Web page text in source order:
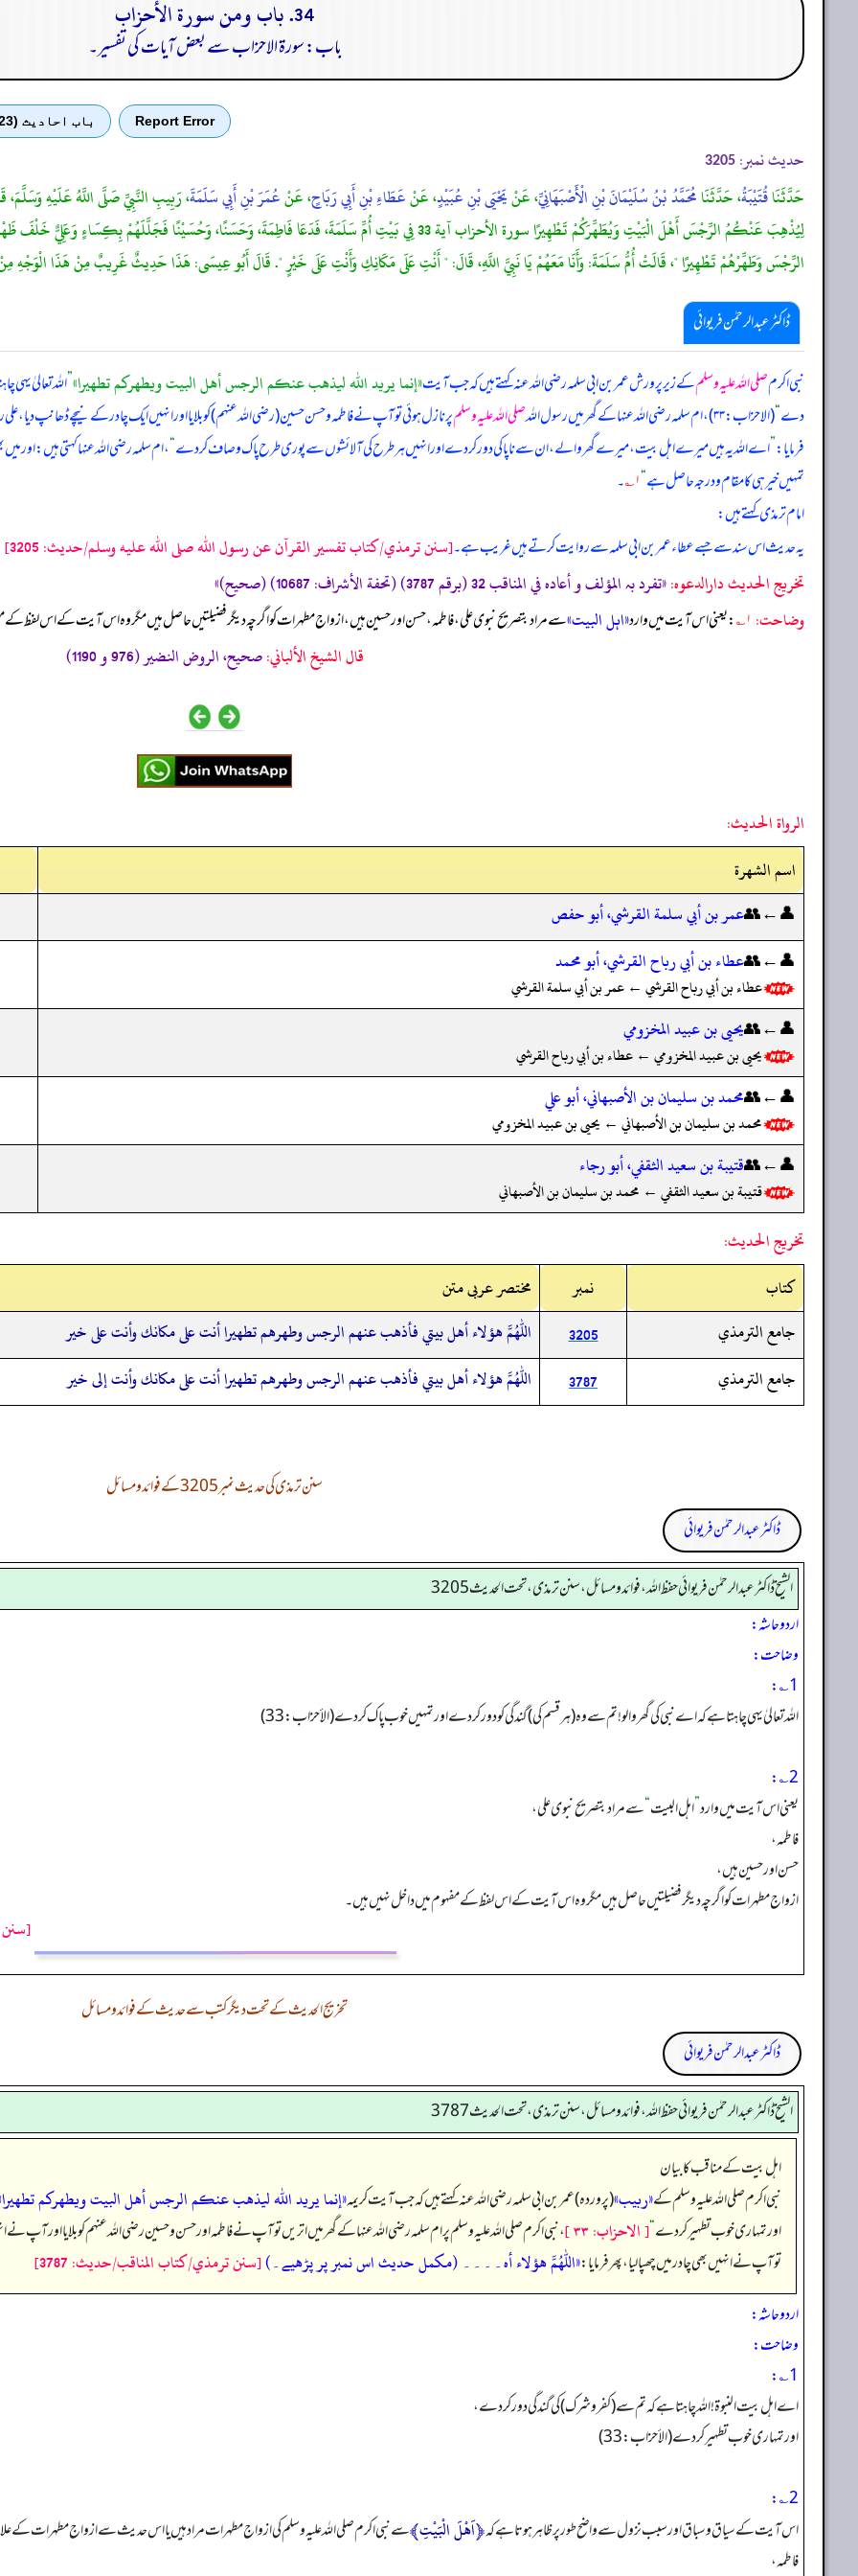
34. باب ومن سورة الأحزاب
باب: سورۃ الاحزاب سے بعض آیات کی تفسیر۔
Report Error باب احادیث (23)
حدیث نمبر: 3205
حَدَّثَنَاقُتَيْبَةُ، حَدَّثَنَامُحَمَّدُ بْنُ سُلَيْمَانَ بْنِ الْأَصْبَهَانِيِّ، عَنْيَحْيَى بْنِ عُبَيْدٍ، عَنْعَطَاءِ بْنِ أَبِي رَبَاحٍ، عَنْعُمَرَ بْنِ أَبِي سَلَمَةَ، رَبِيبِ النَّبِيِّ صَلَّى اللَّهُ عَلَيْهِ وَسَلَّمَ،
لِيُذْهِبَ عَنْكُمُ الرِّجْسَ أَهْلَ الْبَيْتِ وَيُطَهِّرَكُمْ تَطْهِيرًا سورة الأحزاب آية 33 فِي بَيْتِ أُمِّ سَلَمَةَ، فَدَعَا فَاطِمَةَ، وَحَسَنًا،
الرِّجْسَ وَطَهِّرْهُمْ تَطْهِيرًا "، قَالَتْ أُمُّ سَلَمَةَ: وَأَنَا مَعَهُمْ يَا نَبِيَّ اللَّهِ، قَالَ: " أَنْتِ عَلَى مَكَانِكِ وَأَنْتِ عَلَى خَيْرٍ ". قَالَ أَبُو عِيسَى: هَذَا حَدِيثٌ غَرِيبٌ مِنْ هَذَا
ڈاکٹر عبدالرحمٰن فریوائی
نبی اکرمصلی اللہ علیہ وسلمکے زیر پرورش عمر بن ابی سلمہ رضی الله عنہ کہتے ہیں کہجب آیت«إنما يريد الله ليذهب عنكم الرجس أهل البيت ويطهركم تطهيرا»”اللہ تعالیٰ
دے“(الاحزاب: ۳۳)، ام سلمہ رضی الله عنہا کے گھر میں رسول اللہ صلی اللہ علیہ وسلمپر نازل ہوئی تو آپ نے فاطمہ و حسن حسین (رضی الله عنہم) کو بلایا اور انہیں ایک چادر کے نیچے ڈھانپ دیا،
فرمایا:”اے اللہ یہ ہیں میرے اہل بیت، میرے گھر والے، ان سے ناپاکی دور کر دے اور انہیں ہر طرح کی آلائشوں سے پوری طرح پاک و صاف کر دے“، ام سلمہ رضی الله عنہا کہتی ہیں:
تمہیں خیر ہی کا مقام و درجہ حاصل ہے“۱؎ ۔
امام ترمذی کہتے ہیں:
یہ حدیث اس سند سے جسے عطاء عمر بن ابی سلمہ سے روایت کرتے ہیں غریب ہے۔[سنن ترمذي/كتاب تفسير القرآن عن رسول الله صلى الله عليه وسلم/حدیث: 3205]
تخریج الحدیث دارالدعوہ:«تفرد بہ المؤلف و أعادہ في المناقب 32 (برقم 3787) (تحفة الأشراف: 10687) (صحیح)»
وضاحت: ۱؎ : یعنی اس آیت میں وارد«اہل البیت»سے مراد بتصریح نبوی علی، فاطمہ، حسن اور حسین ہیں، ازواج مطہرات کو اگرچہ دیگر فضیلتیں حاصل ہیں مگر وہ اس آیت کے اس لفظ
قال الشيخ الألباني:صحيح، الروض النضير (976 و 1190)
الرواة الحديث:
اسم الشهرة
👤←👥عمر بن أبي سلمة القرشي، أبو حفص
👤←👥عطاء بن أبي رباح القرشي، أبو محمد
عطاء بن أبي رباح القرشي ← عمر بن أبي سلمة القرشي
👤←👥يحيى بن عبيد المخزومي
يحيى بن عبيد المخزومي ← عطاء بن أبي رباح القرشي
👤←👥محمد بن سليمان بن الأصبهاني، أبو علي
محمد بن سليمان بن الأصبهاني ← يحيى بن عبيد المخزومي
👤←👥قتيبة بن سعيد الثقفي، أبو رجاء
قتيبة بن سعيد الثقفي ← محمد بن سليمان بن الأصبهاني
تخريج الحديث:
کتاب
نمبر
مختصر عربی متن
جامع الترمذي
3205
اللهم هؤلاء أهل بيتي فأذهب عنهم الرجس وطهرهم تطهيرا أنت على مكانك وأنت على خير
جامع الترمذي
3787 اللهم هؤلاء أهل بيتي فأذهب عنهم الرجس وطهرهم تطهيرا أنت على مكانك وأنت إلى خير
سنن ترمذی کی حدیث نمبر 3205 کے فوائد و مسائل
ڈاکٹر عبدالرحمٰن فریوائی
الشیخ ڈاکٹر عبد الرحمٰن فریوائی حفظ اللہ، فوائد و مسائل، سنن ترمذی، تحت الحديث 3205
اردو حاشہ:
وضاحت:
1؎:
اللہ تعالیٰ یہی چاہتا ہے کہ اے نبی کی گھروالو! تم سے وہ (ہر قسم کی) گندگی کو دورکر دے اور تمہیں خوب پاک کر دے (الأحزاب: 33)
2؎:
یعنی اس آیت میں وارد”اہل البیت“سے مراد بتصریح نبوی علی،
فاطمہ،
حسن اورحسین ہیں،
ازواج مطہرات کو اگرچہ دیگر فضیلتیں حاصل ہیں مگر وہ اس آیت کے اس لفظ کے مفہوم میں داخل نہیں ہیں۔
[سنن
تخریج الحدیث کے تحت دیگر کتب سے حدیث کے فوائد و مسائل
ڈاکٹر عبدالرحمٰن فریوائی
الشیخ ڈاکٹر عبد الرحمٰن فریوائی حفظ اللہ، فوائد و مسائل، سنن ترمذی، تحت الحديث 3787
اہل بیت کے مناقب کا بیان
نبی اکرم صلی اللہ علیہ وسلم کے«ربيب»(پروردہ) عمر بن ابی سلمہ رضی الله عنہ کہتے ہیں کہ جب آیت کریمہ«إنما يريد الله ليذهب عنكم الرجس أهل البيت ويطهركم
اور تمہاری خوب تطہیر کر دے“[ الاحزاب: ۳۳ ]
، نبی اکرم صلی اللہ علیہ وسلم پر ام سلمہ رضی الله عنہا کے گھر میں اتریں تو آپ نے فاطمہ اور حسن و حسین رضی الله عنہم کو بلایا اور
تو آپ نے انہیں بھی چادر میں چھپا لیا، پھر فرمایا:«اللهم هؤلاء أه۔۔۔۔ (مکمل حدیث اس نمبر پر پڑھیے۔)[سنن ترمذي/كتاب المناقب/حدیث: 3787]
اردو حاشہ:
وضاحت:
1؎:
اے اہل بیت النبوۃ! اللہ چاہتا ہے کہ تم سے (کفروشرک) کی گند گی دور کر دے،
اور تمہاری خوب تطہیر کر دے (الأحزاب: 33)
2؎:
اس آیت کے سیاق وسباق اور سبب نزول سے واضح طور پر ظاہر ہوتا ہے کہ﴿اَهْلَ الْبَیْتِ﴾سے نبی اکرم صلی اللہ علیہ وسلم کی ازواج مطہرات مراد ہیں یا اس حدیث سے ازواج مطہرات کے
فاطمہ،